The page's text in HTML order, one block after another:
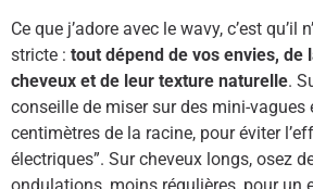
Ce que j’adore avec le wavy, c’est qu’il
stricte : tout dépend de vos envies, de
cheveux et de leur texture naturelle.
conseille de miser sur des mini-
centimètres de la racine, pour éviter
électriques”. Sur cheveux longs, osez
ondulations, moins régulières, pour un